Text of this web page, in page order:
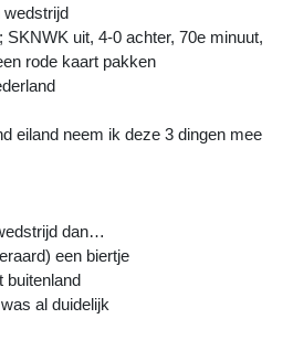
wedstrijd
SKNWK uit, 4-0 achter, 70e minuut,
rode kaart pakken
eiland neem ik deze 3 dingen mee
dan…
een biertje
buitenland
al duidelijk